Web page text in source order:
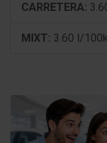
conexión
Smartphone
Auto)
CARRETERA:
MIXT: 3.60 l/